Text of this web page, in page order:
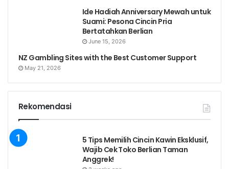
Ide Hadiah Anniversary Mewah untuk
Suami: Pesona Cincin Pria
Bertatahkan Berlian
June 15, 2026
NZ Gambling Sites with the Best Customer Support
May 21, 2026
Rekomendasi
5 Tips Memilih Cincin Kawin Eksklusif,
Wajib Cek Toko Berlian Taman
Anggrek!